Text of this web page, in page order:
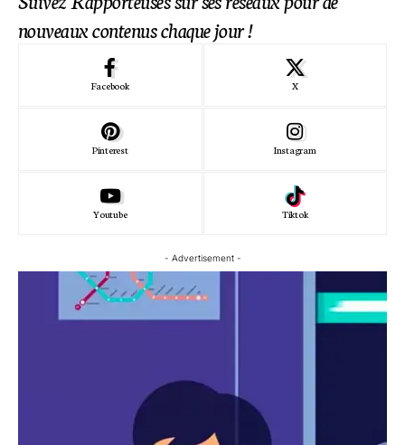
nouveaux contenus chaque jour !
Facebook X
Pinterest Instagram
Youtube Tiktok
- Advertisement -